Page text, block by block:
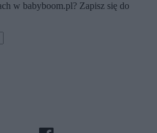
w babyboom.pl? Zapisz się do